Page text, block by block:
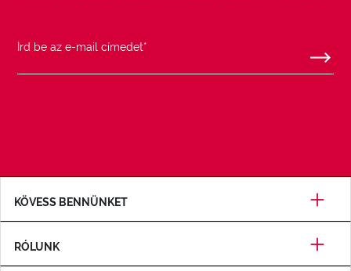
KÖVESS BENNÜNKET
RÓLUNK